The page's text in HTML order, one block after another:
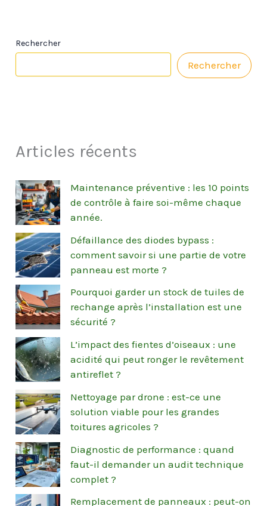
Rechercher
Rechercher
Articles récents
Maintenance préventive : les 10 points
de contrôle à faire soi-même chaque
année.
Défaillance des diodes bypass :
comment savoir si une partie de votre
panneau est morte ?
Pourquoi garder un stock de tuiles de
rechange après l’installation est une
sécurité ?
L’impact des fientes d’oiseaux : une
acidité qui peut ronger le revêtement
antireflet ?
Nettoyage par drone : est-ce une
solution viable pour les grandes
toitures agricoles ?
Diagnostic de performance : quand
faut-il demander un audit technique
complet ?
Remplacement de panneaux : peut-on